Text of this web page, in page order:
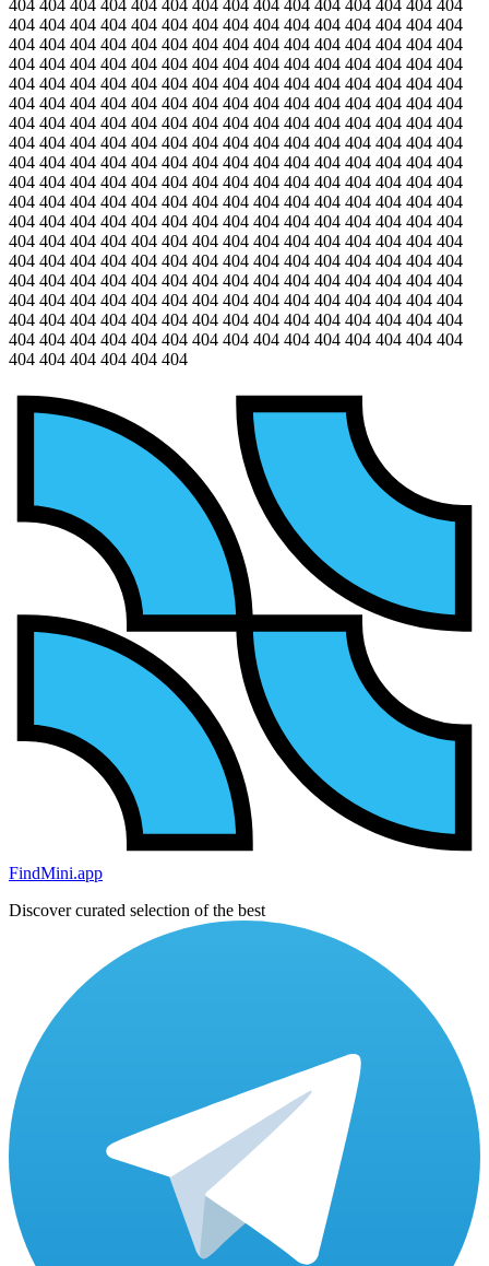
404 404 404 404 404 404 404 404 404 404 404 404 404 404 404
404 404 404 404 404 404 404 404 404 404 404 404 404 404 404
404 404 404 404 404 404 404 404 404 404 404 404 404 404 404
404 404 404 404 404 404 404 404 404 404 404 404 404 404 404
404 404 404 404 404 404 404 404 404 404 404 404 404 404 404
404 404 404 404 404 404 404 404 404 404 404 404 404 404 404
404 404 404 404 404 404 404 404 404 404 404 404 404 404 404
404 404 404 404 404 404 404 404 404 404 404 404 404 404 404
404 404 404 404 404 404 404 404 404 404 404 404 404 404 404
404 404 404 404 404 404 404 404 404 404 404 404 404 404 404
404 404 404 404 404 404 404 404 404 404 404 404 404 404 404
404 404 404 404 404 404 404 404 404 404 404 404 404 404 404
404 404 404 404 404 404 404 404 404 404 404 404 404 404 404
404 404 404 404 404 404 404 404 404 404 404 404 404 404 404
404 404 404 404 404 404 404 404 404 404 404 404 404 404 404
404 404 404 404 404 404 404 404 404 404 404 404 404 404 404
404 404 404 404 404 404 404 404 404 404 404 404 404 404 404
404 404 404 404 404 404 404 404 404 404 404 404 404 404 404
404 404 404 404 404 404
FindMini.app
Discover curated selection of the best